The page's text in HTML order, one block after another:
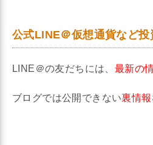
公式LINE＠仮想通貨など投
LINE＠の友だちには、 最新の
ブログでは公開できない裏情報